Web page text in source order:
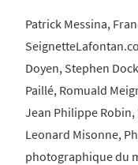
Patrick Messina,
Doyen, Stephen
Paillé, Romuald
Jean Philippe Robin,
Leonard Misonne,
photographique du